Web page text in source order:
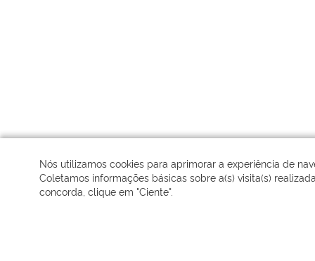
Nós utilizamos cookies para aprimorar a experiência de
Coletamos informações básicas sobre a(s) visita(s)
concorda, clique em "Ciente".